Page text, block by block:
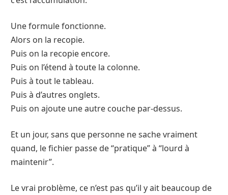
Une formule fonctionne.
Alors on la recopie.
Puis on la recopie encore.
Puis on l’étend à toute la colonne.
Puis à tout le tableau.
Puis à d’autres onglets.
Puis on ajoute une autre couche par-dessus.
Et un jour, sans que personne ne sache vraiment
quand, le fichier passe de “pratique” à “lourd à
maintenir”.
Le vrai problème, ce n’est pas qu’il y ait beaucoup de